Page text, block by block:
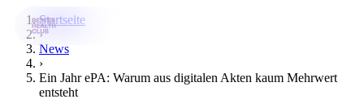
Startseite
›
News
›
Ein Jahr ePA: Warum aus digitalen Akten kaum Mehrwert
entsteht